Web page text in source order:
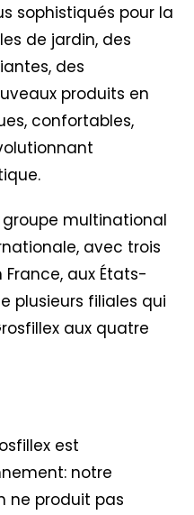
sophistiqués pour la
de jardin, des
des
produits en
confortables,
multinational
avec trois
aux États-
plusieurs filiales qui
aux quatre
est
notre
ne produit pas